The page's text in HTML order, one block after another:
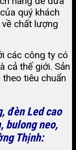
quý khách
về chất lượng
các công ty có
cả thế giới. Sản
tiêu chuẩn
đèn Led cao
bulong neo,
Thịnh: